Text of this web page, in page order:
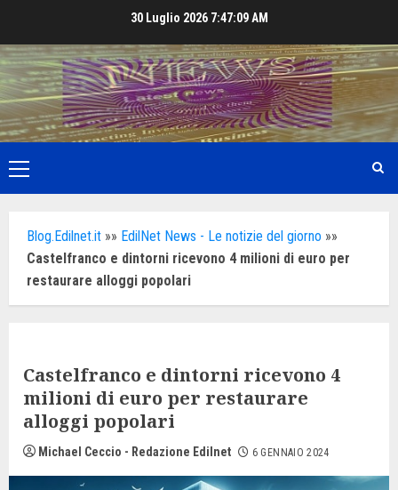
content
30 Luglio 2026 7:47:10 AM
Primary
Menu
Blog.Edilnet.it »» EdilNet News - Le notizie del giorno »»
Castelfranco e dintorni ricevono 4 milioni di euro per
restaurare alloggi popolari
Castelfranco e dintorni ricevono 4
milioni di euro per restaurare
alloggi popolari
Michael Ceccio - Redazione Edilnet 6 GENNAIO 2024